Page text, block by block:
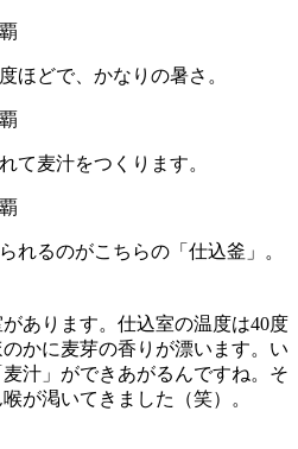
ほどで、かなりの暑さ。
て麦汁をつくります。
れるのがこちらの「仕込釜」。
あります。仕込室の温度は40度
かに麦芽の香りが漂います。い
汁」ができあがるんですね。そ
が渇いてきました（笑）。